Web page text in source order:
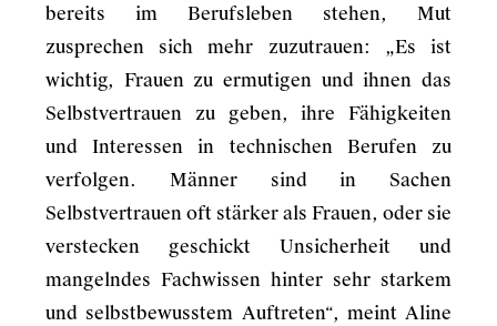
bereits im Berufsleben stehen, Mut
zusprechen sich mehr zuzutrauen: „Es ist
wichtig, Frauen zu ermutigen und ihnen das
Selbstvertrauen zu geben, ihre Fähigkeiten
und Interessen in technischen Berufen zu
verfolgen. Männer sind in Sachen
Selbstvertrauen oft stärker als Frauen, oder sie
verstecken geschickt Unsicherheit und
mangelndes Fachwissen hinter sehr starkem
und selbstbewusstem Auftreten“, meint Aline